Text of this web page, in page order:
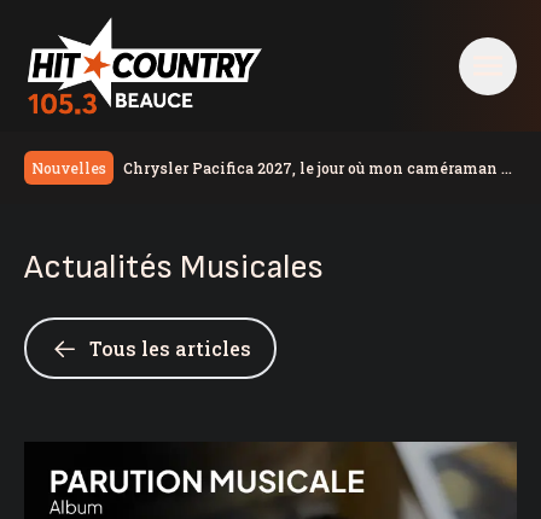
Nouvelles
Chrysler Pacifica 2027, le jour où mon caméraman a
Le taux de chômage recule à 6,4% en juillet au
meilleurs chiffres au pays
toxiques
Un homme de Lévis s’en prend aux policiers, à la
DPJ et à du personnel judiciaire
Deux blessés légers dans une collision à Saint-
Réservoir d’eau de Frampton | La réparation
PSPP critique les dépenses de Christine Fréchette;
Duhaime dévoile son slogan
Actualités Musicales
Tous les articles